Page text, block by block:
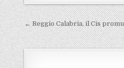
Navigazione
← Reggio Calabria, il Cis